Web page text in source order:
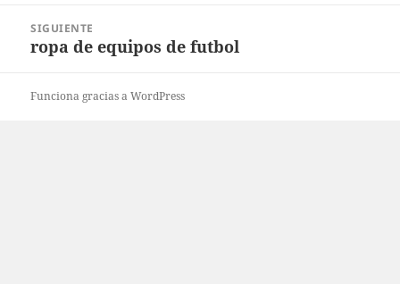
SIGUIENTE
Entrada
ropa de equipos de futbol
Funciona gracias a WordPress